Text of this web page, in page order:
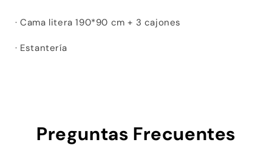
· Cama litera 190*90 cm + 3 cajones
· Estantería
Preguntas Frecuentes